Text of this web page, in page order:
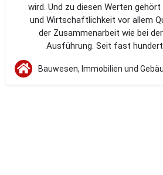
wird. Und zu diesen Werten
und Wirtschaftlichkeit vor allem
der Zusammenarbeit wie bei
Ausführung. Seit fast
Bauwesen, Immobilien und